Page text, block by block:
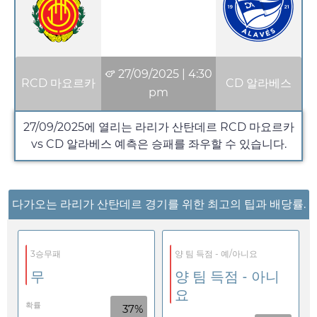
RCD 마요르카
27/09/2025| 4:30
pm
CD 알라베스
27/09/2025에 열리는 라리가 산탄데르 RCD 마요르카
vs CD 알라베스 예측은 승패를 좌우할 수 있습니다.
다가오는 라리가 산탄데르 경기를 위한 최고의 팁과 배당률.
3승무패
무
확률 37%
양 팀 득점 - 예/아니요
양 팀 득점 - 아니
요